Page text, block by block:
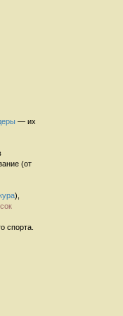
— их
(от
),
спорта.